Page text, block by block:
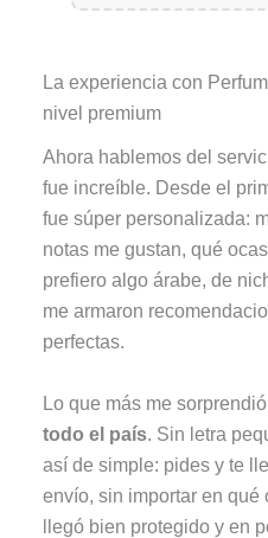
La experiencia con
nivel premium
Ahora hablemos del
fue increíble. Desde el
fue súper personalizada:
notas me gustan, qué
prefiero algo árabe, de
me armaron
perfectas.
Lo que más me sorprendió
todo el país. Sin letra
así de simple: pides y te
envío, sin importar en qué
llegó bien protegido y en